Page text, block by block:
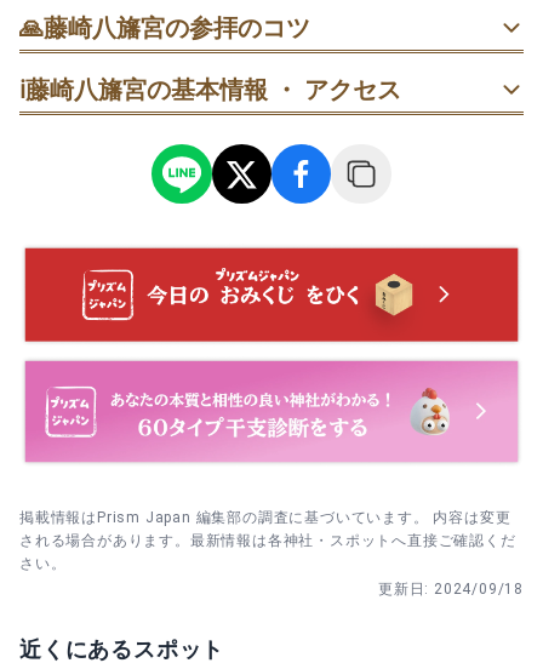
で、参拝時間も明確なので予定が立てやすいですよ🍀
・1月1日 歳旦祭｜6:00から新年最初の神事。清々しい朝に
一年の平安を祈る。
・2月2日 節分祭（星祭）｜14:00。季節の節目に厄を祓
・4月13〜15日 藤祭｜春の大祭。創建の故事にちなみ五穀
・6月30日 夏越の大祓｜14:00。茅の輪くぐりで後半年の健
康を祈る。
馬でにぎわう。
・11月15日 七五三祝祭｜家族で健やかな成長を祈る一日。
🙏藤崎八旛宮の参拝のコツ
1. 一の鳥居で一礼し、参道→二の鳥居→楼門→拝殿の順で
進む。拝殿前で姿勢を正してから祈る。
2. 鳥居の前後で一礼を忘れずに。行きも帰りも静かに頭を
下げ、心を落ち着けて境内を後にする。
3. 参拝時間は4/1〜10/15は5:30〜18:00、10/16〜3/31は
6:00〜17:30。予定に合わせて早めの時間帯を選ぶとゆっく
り回りやすい。
4. 御朱印は参拝後、社務所または授与所で。御朱印帳がな
ℹ️藤崎八旛宮の基本情報 ・ アクセス
掲載情報はPrism Japan 編集部の調査に基づいています。 内容は変更
される場合があります。最新情報は各神社・スポットへ直接ご確認くだ
さい。
更新日: 2024/09/18
近くにあるスポット